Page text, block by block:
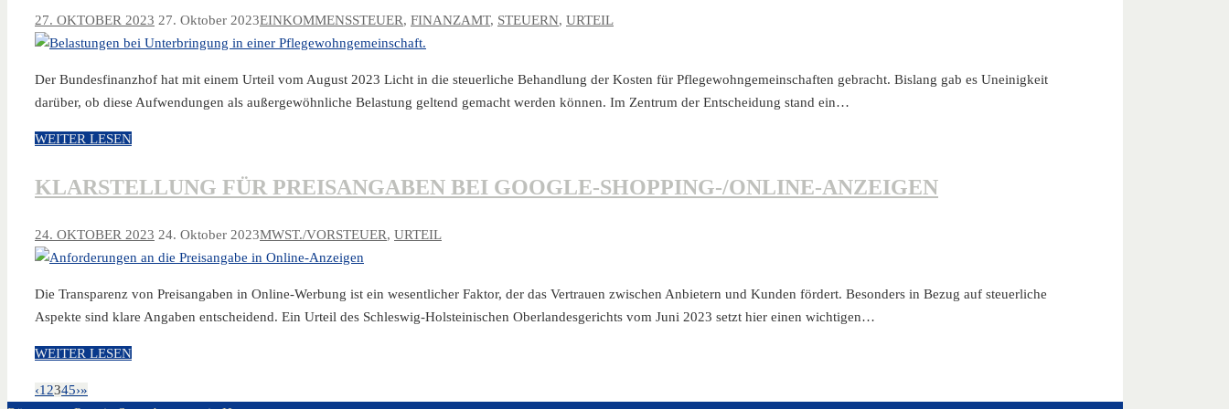
27. OKTOBER 2023 27. Oktober 2023EINKOMMENSSTEUER, FINANZAMT, STEUERN, URTEIL
Der Bundesfinanzhof hat mit einem Urteil vom August 2023 Licht in die steuerliche Behandlung der Kosten für Pflegewohngemeinschaften gebracht. Bislang gab es Uneinigkeit
darüber, ob diese Aufwendungen als außergewöhnliche Belastung geltend gemacht werden können. Im Zentrum der Entscheidung stand ein…
WEITER LESEN
KLARSTELLUNG FÜR PREISANGABEN BEI GOOGLE-SHOPPING-/ONLINE-ANZEIGEN
24. OKTOBER 2023 24. Oktober 2023MWST./VORSTEUER, URTEIL
Die Transparenz von Preisangaben in Online-Werbung ist ein wesentlicher Faktor, der das Vertrauen zwischen Anbietern und Kunden fördert. Besonders in Bezug auf steuerliche
Aspekte sind klare Angaben entscheidend. Ein Urteil des Schleswig-Holsteinischen Oberlandesgerichts vom Juni 2023 setzt hier einen wichtigen…
WEITER LESEN
‹1 2345›»